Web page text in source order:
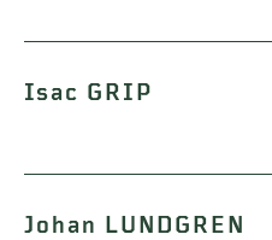
Isac GRIP
Johan LUNDGREN